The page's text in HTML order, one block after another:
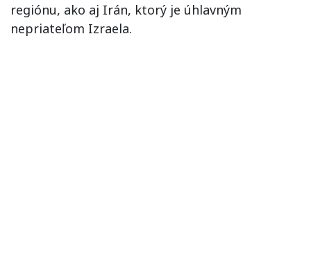
regiónu, ako aj Irán, ktorý je úhlavným
nepriateľom Izraela.